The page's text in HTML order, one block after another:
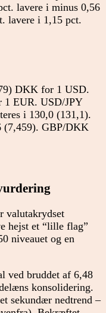
lavere i minus 0,56
lavere i 1,15 pct.
DKK for 1 USD.
1 EUR. USD/JPY
i 130,0 (131,1).
(7,459). GBP/DKK
valutakrydset
hejst et “lille flag”
niveauet og en
ved bruddet af 6,48
konsolidering.
sekundær nedtrend –